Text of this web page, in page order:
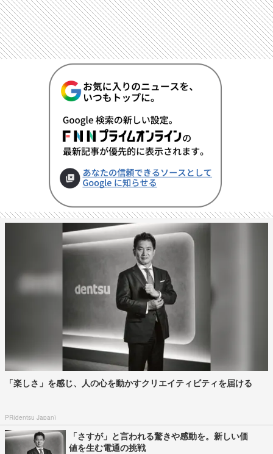
「楽しさ」を感じ、人の心を動かすクリエイティビティを届ける
PR(dentsu Japan)
「さすが」と言われる驚きや感動を。新しい価
値を生む電通の挑戦